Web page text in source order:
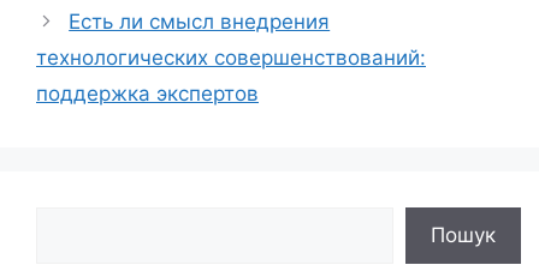
Есть ли смысл внедрения
технологических совершенствований:
поддержка экспертов
Пошук